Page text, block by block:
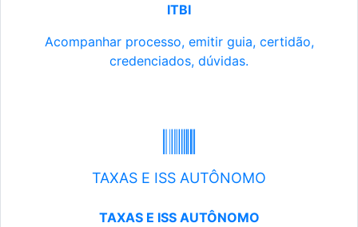
ITBI
Acompanhar processo, emitir guia, certidão,
credenciados, dúvidas.
TAXAS E ISS AUTÔNOMO
TAXAS E ISS AUTÔNOMO